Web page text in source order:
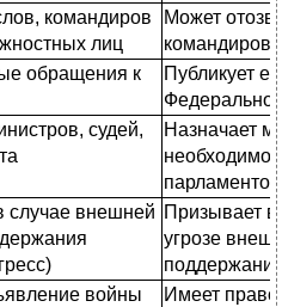
командиров
лиц
Может
командиров
обращения к
Публикует
судей,
Назначает
парламентом
случае внешней Призывает
угрозе
войны
Имеет право